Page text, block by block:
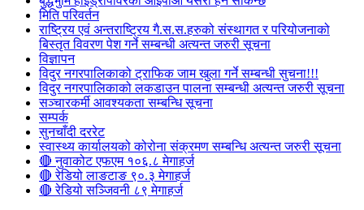
मिति परिवर्तन
राष्ट्रिय एवं अन्तराष्ट्रिय गै.स.स.हरुको संस्थागत र परियोजनाको
बिस्तृत विवरण पेश गर्ने सम्बन्धी अत्यन्त जरुरी सूचना
विज्ञापन
विदुर नगरपालिकाको ट्राफिक जाम खुला गर्ने सम्बन्धी सुचना!!!
विदुर नगरपालिकाको लकडाउन पालना सम्बन्धी अत्यन्त जरुरी सूचना
सञ्चारकर्मी आवश्यकता सम्बन्धि सूचना
सम्पर्क
सुनचाँदी दररेट
स्वास्थ्य कार्यालयको कोरोना संक्रमण सम्बन्धि अत्यन्त जरुरी सूचना
🔴 नुवाकोट एफएम १०६.८ मेगाहर्ज
🔴 रेडियो लाङटाङ ९०.३ मेगाहर्ज
🔴 रेडियो सञ्जिवनी ८९ मेगाहर्ज